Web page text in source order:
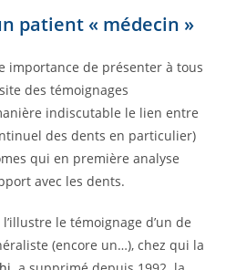
patient « médecin »
importance de présenter à tous
des témoignages
indiscutable le lien entre
des dents en particulier)
qui en première analyse
avec les dents.
le témoignage d’un de
(encore un…), chez qui la